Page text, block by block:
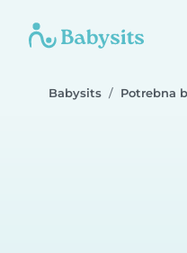
Babysits Potrebna